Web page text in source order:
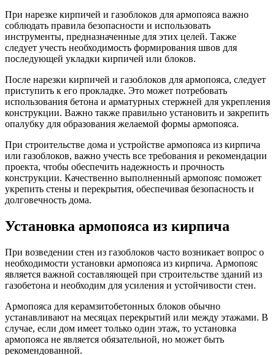
При нарезке кирпичей и газоблоков для армопояса важно
соблюдать правила безопасности и использовать
инструменты, предназначенные для этих целей. Также
следует учесть необходимость формирования швов для
последующей укладки кирпичей или блоков.
После нарезки кирпичей и газоблоков для армопояса, следует
приступить к его прокладке. Это может потребовать
использования бетона и арматурных стержней для укрепления
конструкции. Важно также правильно установить и закрепить
опалубку для образования желаемой формы армопояса.
При строительстве дома и устройстве армопояса из кирпича
или газоблоков, важно учесть все требования и рекомендации
проекта, чтобы обеспечить надежность и прочность
конструкции. Качественно выполненный армопояс поможет
укрепить стены и перекрытия, обеспечивая безопасность и
долговечность дома.
Установка армопояса из кирпича
При возведении стен из газоблоков часто возникает вопрос о
необходимости установки армопояса из кирпича. Армопояс
является важной составляющей при строительстве зданий из
газобетона и необходим для усиления и устойчивости стен.
Армопояса для керамзитобетонных блоков обычно
устанавливают на месяцах перекрытий или между этажами. В
случае, если дом имеет только один этаж, то установка
армопояса не является обязательной, но может быть
рекомендованной.